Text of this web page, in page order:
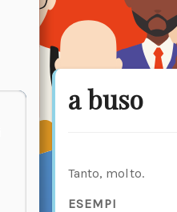
a buso
Tanto, molto.
ESEMPI